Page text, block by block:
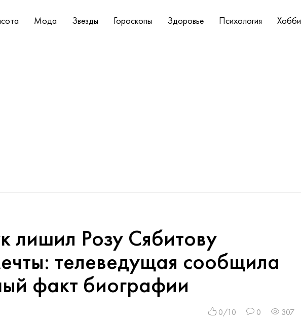
Мода Звезды Гороскопы Здоровье Психология Хобби
лишил Розу Сябитову
телеведущая сообщила
факт биографии
0/10 0 307